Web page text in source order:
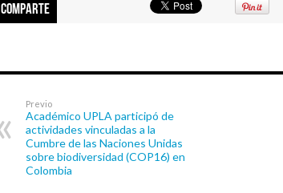
Comparte
Previo
Académico UPLA participó de
actividades vinculadas a la
Cumbre de las Naciones Unidas
sobre biodiversidad (COP16) en
Colombia